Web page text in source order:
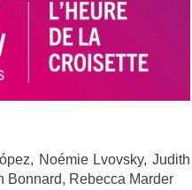
Noémie Lvovsky, Judith
Bonnard, Rebecca Marder